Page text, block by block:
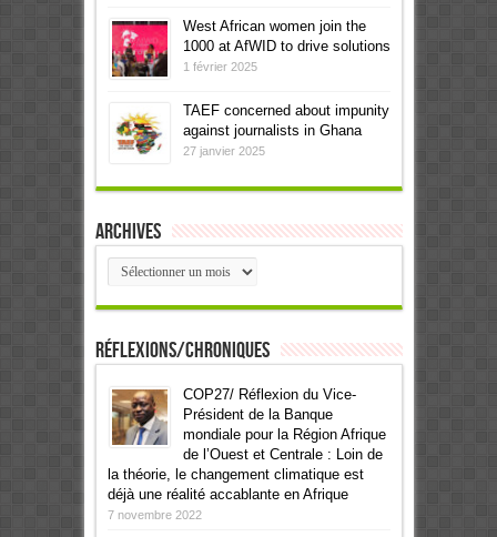
West African women join the
1000 at AfWID to drive solutions
1 février 2025
TAEF concerned about impunity
against journalists in Ghana
27 janvier 2025
Archives
Archives
Réflexions/Chroniques
COP27/ Réflexion du Vice-
Président de la Banque
mondiale pour la Région Afrique
de l’Ouest et Centrale : Loin de
la théorie, le changement climatique est
déjà une réalité accablante en Afrique
7 novembre 2022